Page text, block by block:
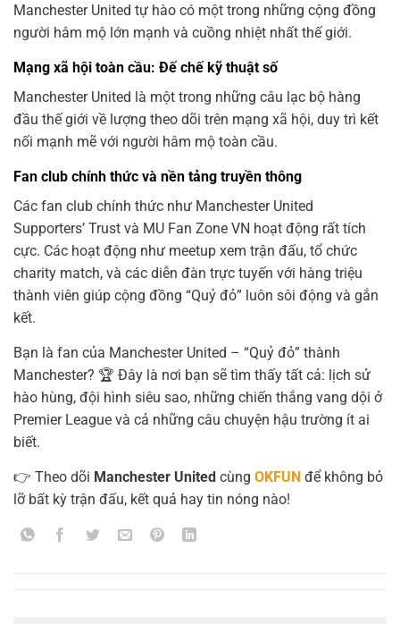
Manchester United tự hào có một trong những cộng đồng
người hâm mộ lớn mạnh và cuồng nhiệt nhất thế giới.
Mạng xã hội toàn cầu: Đế chế kỹ thuật số
Manchester United là một trong những câu lạc bộ hàng
đầu thế giới về lượng theo dõi trên mạng xã hội, duy trì kết
nối mạnh mẽ với người hâm mộ toàn cầu.
Fan club chính thức và nền tảng truyền thông
Các fan club chính thức như Manchester United
Supporters’ Trust và MU Fan Zone VN hoạt động rất tích
cực. Các hoạt động như meetup xem trận đấu, tổ chức
charity match, và các diễn đàn trực tuyến với hàng triệu
thành viên giúp cộng đồng “Quỷ đỏ” luôn sôi động và gắn
kết.
Bạn là fan của Manchester United – “Quỷ đỏ” thành
Manchester? 🏆 Đây là nơi bạn sẽ tìm thấy tất cả: lịch sử
hào hùng, đội hình siêu sao, những chiến thắng vang dội ở
Premier League và cả những câu chuyện hậu trường ít ai
biết.
👉 Theo dõi Manchester United cùng OKFUN để không bỏ
lỡ bất kỳ trận đấu, kết quả hay tin nóng nào!